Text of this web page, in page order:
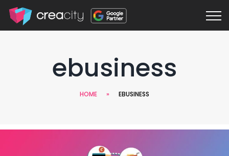
ebusiness
HOME » EBUSINESS